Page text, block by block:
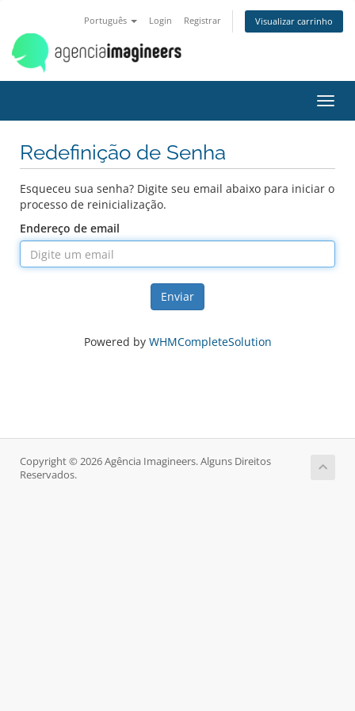
Português Login Registrar Visualizar carrinho
Redefinição de Senha
Esqueceu sua senha? Digite seu email abaixo para iniciar o
processo de reinicialização.
Endereço de email
Enviar
Powered by WHMCompleteSolution
Copyright © 2026 Agência Imagineers. Alguns Direitos
Reservados.